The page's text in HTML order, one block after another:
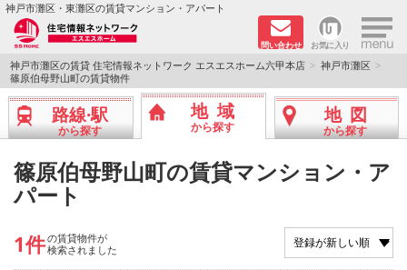
神戸市灘区・東灘区の賃貸マンション・アパート
問い合わせ お気に入り ×
TOPページ
新着物件
敷金·礼金０円特集
ペット飼育可物件
神戸市灘区の賃貸 住宅情報ネットワーク エスエスホーム六甲本店
神戸市灘区
篠原伯母野山町の賃貸物件
路線·駅
から探す
地域
から探す
地図
から探す
篠原伯母野山町の賃貸マンション・ア
パート
1件の賃貸物件が
検索されました